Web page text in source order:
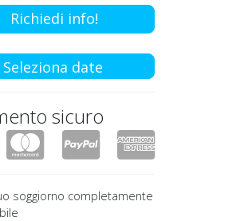
Richiedi info!
Seleziona date
sicuro
soggiorno completamente